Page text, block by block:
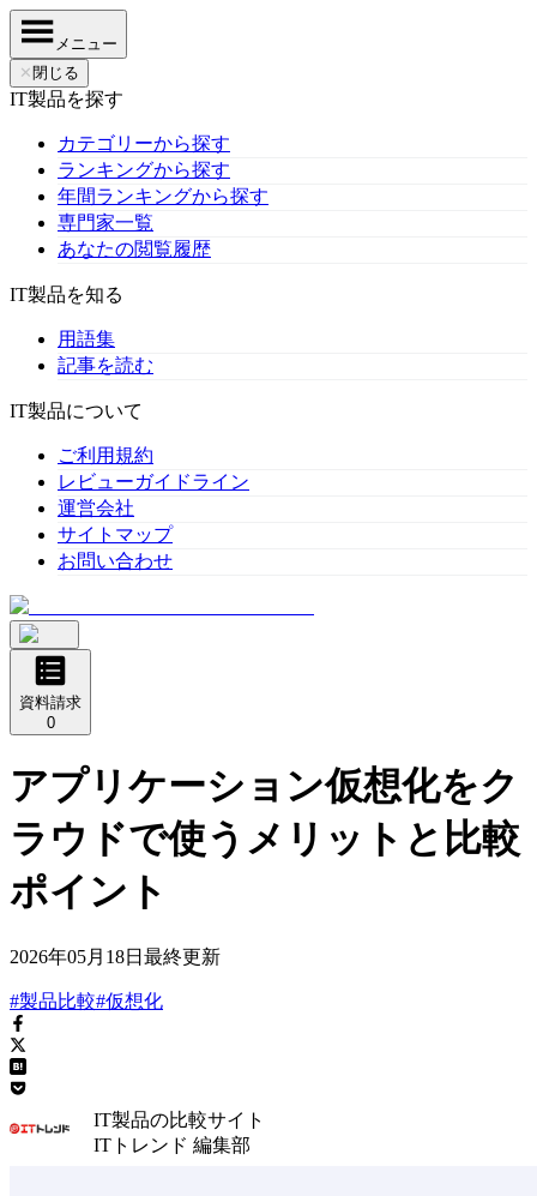
メニュー
✕ 閉じる
IT製品を探す
カテゴリーから探す
ランキングから探す
年間ランキングから探す
専門家一覧
あなたの閲覧履歴
IT製品を知る
用語集
記事を読む
IT製品について
ご利用規約
レビューガイドライン
運営会社
サイトマップ
お問い合わせ
資料請求
0
アプリケーション仮想化をク
ラウドで使うメリットと比較
ポイント
2026年05月18日 最終更新
#製品比較#仮想化
IT製品の比較サイト
ITトレンド 編集部